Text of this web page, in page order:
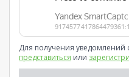
Для получения уведомлений
представиться или